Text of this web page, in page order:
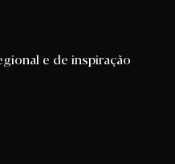
e de inspiração